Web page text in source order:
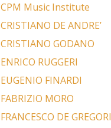
CPM Music Institute
CRISTIANO DE ANDRE’
CRISTIANO GODANO
ENRICO RUGGERI
EUGENIO FINARDI
FABRIZIO MORO
FRANCESCO DE GREGORI